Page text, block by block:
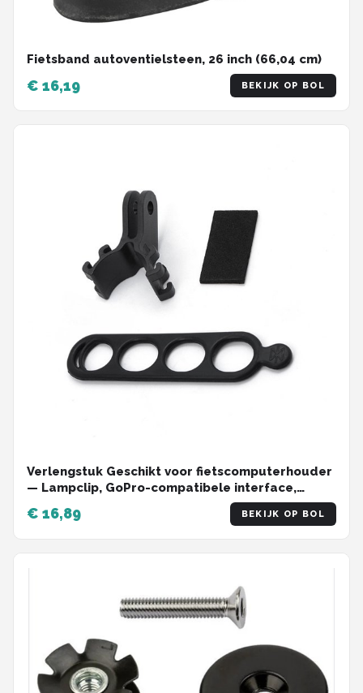
Fietsband autoventielsteen, 26 inch (66,04 cm)
€ 16,19 BEKIJK OP BOL
Verlengstuk Geschikt voor fietscomputerhouder
— Lampclip, GoPro-compatibele interface,
adapter Geschikt voor zaklamp / startnummer
— Fietsaccessoire
€ 16,89 BEKIJK OP BOL